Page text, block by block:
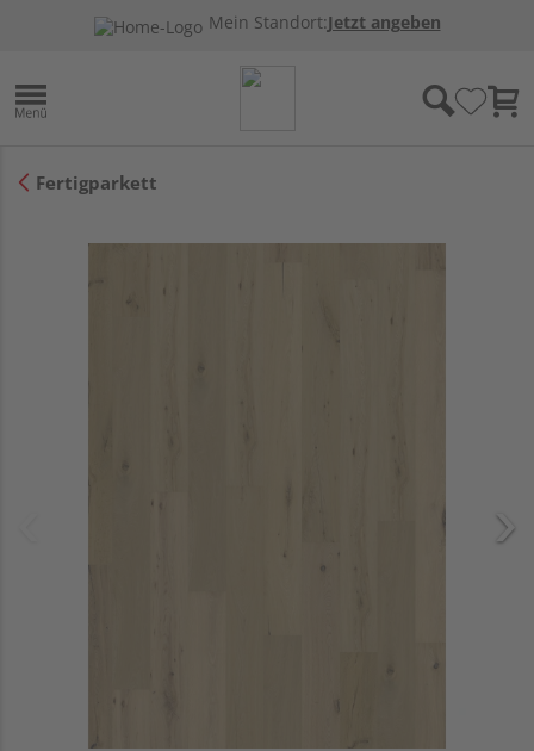
Mein Standort:Jetzt angeben
Fertigparkett